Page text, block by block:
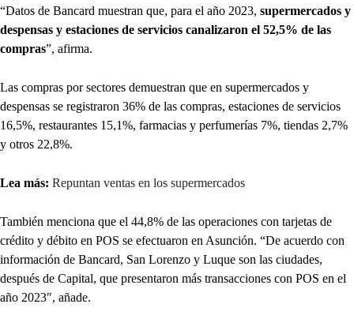
“Datos de Bancard muestran que, para el año 2023, supermercados y
despensas y estaciones de servicios canalizaron el 52,5% de las
compras”, afirma.
Las compras por sectores demuestran que en supermercados y
despensas se registraron 36% de las compras, estaciones de servicios
16,5%, restaurantes 15,1%, farmacias y perfumerías 7%, tiendas 2,7%
y otros 22,8%.
Lea más: Repuntan ventas en los supermercados
También menciona que el 44,8% de las operaciones con tarjetas de
crédito y débito en POS se efectuaron en Asunción. “De acuerdo con
información de Bancard, San Lorenzo y Luque son las ciudades,
después de Capital, que presentaron más transacciones con POS en el
año 2023″, añade.